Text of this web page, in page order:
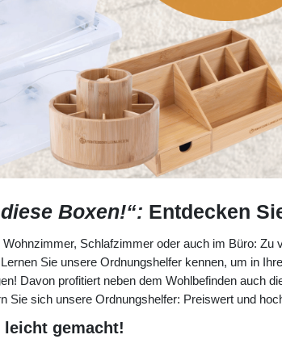
Boxen!“: Entdecken
Schlafzimmer oder auch im Büro: Zu
Sie unsere Ordnungshelfer kennen, um in
Davon profitiert neben dem Wohlbefinden auch
Sie sich unsere Ordnungshelfer: Preiswert und
gemacht!